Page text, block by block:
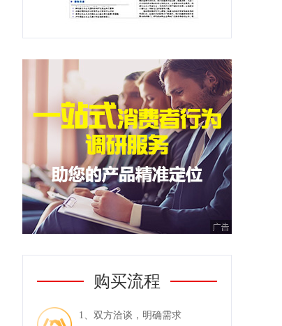
购买流程
1、双方洽谈，明确需求